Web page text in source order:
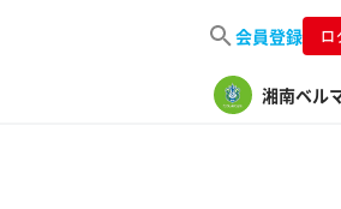
会員登録 ロ
湘南ベル